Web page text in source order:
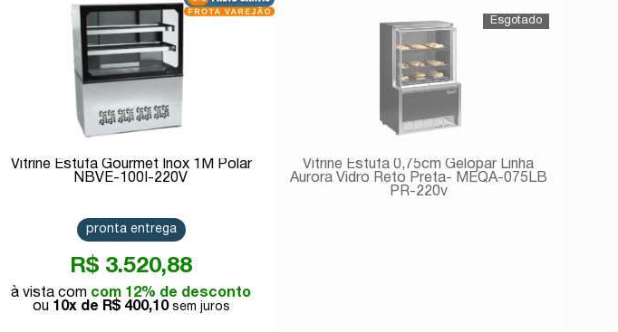
Vitrine Estufa Gourmet Inox 1M Polar
NBVE-100I-220V
R$ 3.520,88
com 12% de desconto
10x de R$ 400,10
pronta entrega
Vitrine Estufa 0,75cm Gelopar Linha
Aurora Vidro Reto Preta- MEQA-075LB
PR-220v